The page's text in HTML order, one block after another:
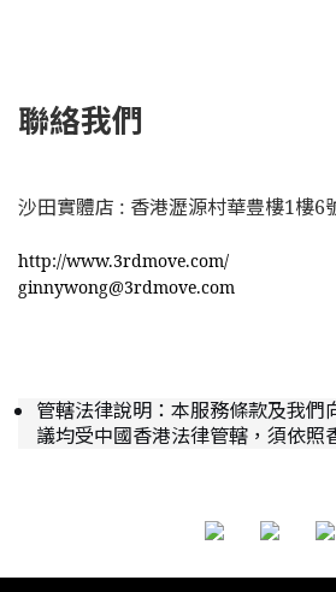
聯絡我們
沙田實體店 : 香港瀝源村華豊樓1樓6
http://www.3rdmove.com/
ginnywong@3rdmove.com
管轄法律說明：本服務條款及我們
議均受中國香港法律管轄，須依照